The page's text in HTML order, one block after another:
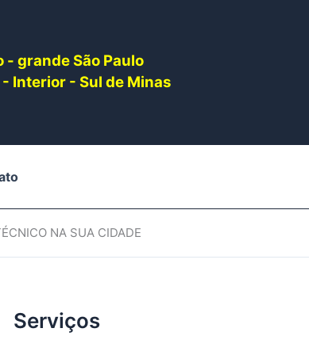
- grande São Paulo
Interior - Sul de Minas
NA SUA CIDADE
Serviços